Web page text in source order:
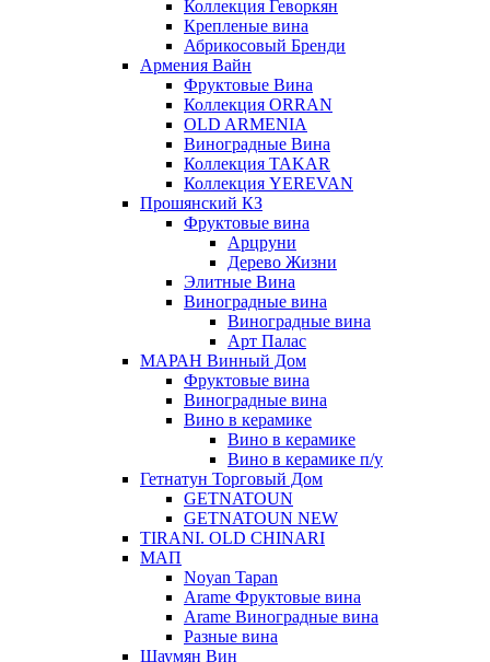
Коллекция Геворкян
Крепленые вина
Абрикосовый Бренди
Армения Вайн
Фруктовые Вина
Коллекция ORRAN
OLD ARMENIA
Виноградные Вина
Коллекция TAKAR
Коллекция YEREVAN
Прошянский КЗ
Фруктовые вина
Арцруни
Дерево Жизни
Элитные Вина
Виноградные вина
Виноградные вина
Арт Палас
МАРАН Винный Дом
Фруктовые вина
Виноградные вина
Вино в керамике
Вино в керамике
Вино в керамике п/у
Гетнатун Торговый Дом
GETNATOUN
GETNATOUN NEW
TIRANI. OLD CHINARI
МАП
Noyan Tapan
Arame Фруктовые вина
Arame Виноградные вина
Разные вина
Шаумян Вин